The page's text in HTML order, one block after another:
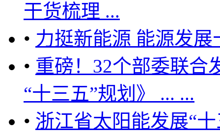
干货梳理 ...
• 力挺新能源 能源发
• 重磅！32个部委联合
“十三五”规划》 ... ...
• 浙江省太阳能发展“